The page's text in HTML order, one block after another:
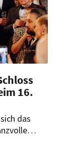
16.
das